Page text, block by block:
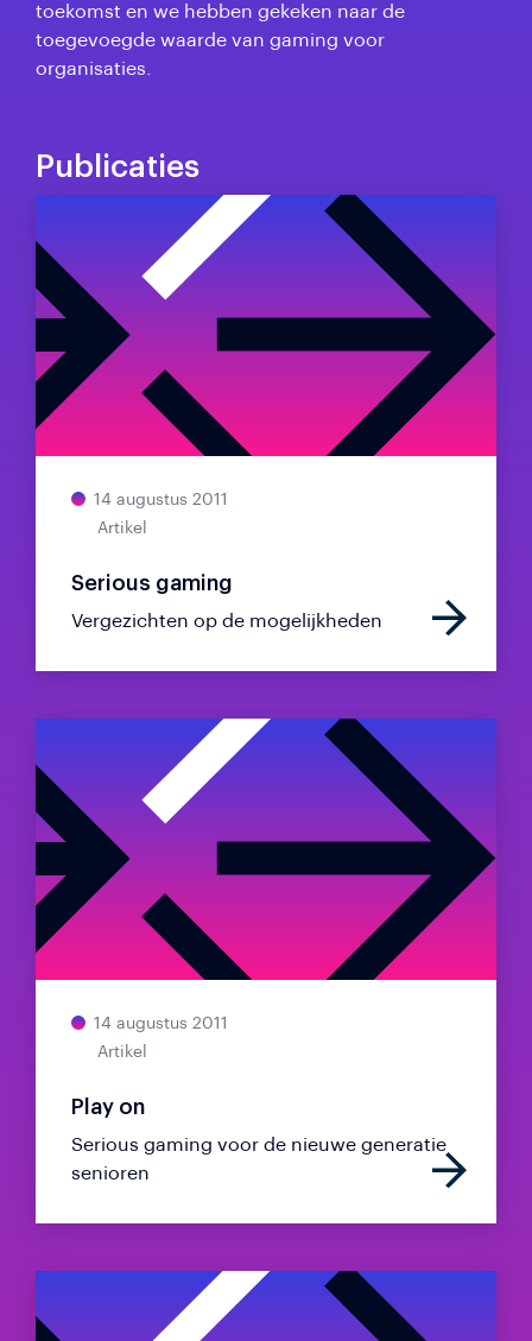
toekomst en we hebben gekeken naar de
toegevoegde waarde van gaming voor
organisaties.
Publicaties
14 augustus 2011
Artikel
Serious gaming
Vergezichten op de mogelijkheden
14 augustus 2011
Artikel
Play on
Serious gaming voor de nieuwe generatie
senioren